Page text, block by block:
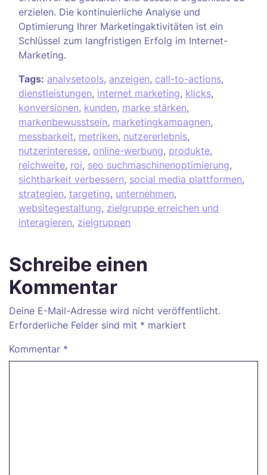
erzielen. Die kontinuierliche Analyse und
Optimierung Ihrer Marketingaktivitäten ist ein
Schlüssel zum langfristigen Erfolg im Internet-
Marketing.
Tags: analysetools, anzeigen, call-to-actions,
dienstleistungen, internet marketing, klicks,
konversionen, kunden, marke stärken,
markenbewusstsein, marketingkampagnen,
messbarkeit, metriken, nutzererlebnis,
nutzerinteresse, online-werbung, produkte,
reichweite, roi, seo suchmaschinenoptimierung,
sichtbarkeit verbessern, social media plattformen,
strategien, targeting, unternehmen,
websitegestaltung, zielgruppe erreichen und
interagieren, zielgruppen
Schreibe einen
Kommentar
Deine E-Mail-Adresse wird nicht veröffentlicht.
Erforderliche Felder sind mit * markiert
Kommentar *